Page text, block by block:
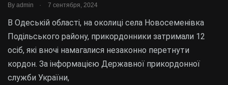
By admin 7 сентября, 2024
В Одеській області, на околиці села Новосеменівка
Подільського району, прикордонники затримали 12
осіб, які вночі намагалися незаконно перетнути
кордон. За інформацією Державної прикордонної
служби України,